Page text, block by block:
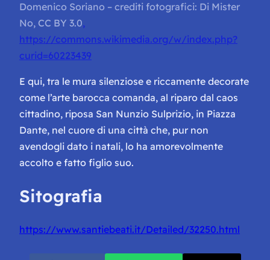
Domenico Soriano – crediti fotografici: Di Mister
No, CC BY 3.0,
https://commons.wikimedia.org/w/index.php?
curid=60223439
E qui, tra le mura silenziose e riccamente decorate
come l’arte barocca comanda, al riparo dal caos
cittadino, riposa San Nunzio Sulprizio, in Piazza
Dante, nel cuore di una città che, pur non
avendogli dato i natali, lo ha amorevolmente
accolto e fatto figlio suo.
Sitografia
https://www.santiebeati.it/Detailed/32250.html